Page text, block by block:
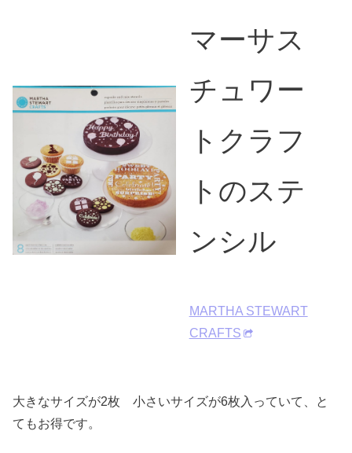
マーサス
チュワー
トクラフ
トのステ
ンシル
MARTHA STEWART
CRAFTS
大きなサイズが2枚 小さいサイズが6枚入っていて、と
てもお得です。